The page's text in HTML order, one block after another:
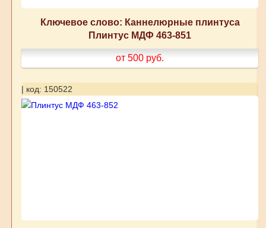
Ключевое слово: Каннелюрные плинтуса
Плинтус МДФ 463-851
от 500 руб.
| код: 150522